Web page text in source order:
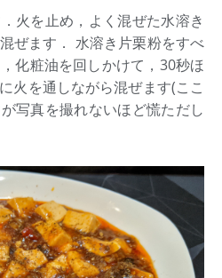
火を止め，よく混ぜた水溶き
ぜます． 水溶き片栗粉をすべ
化粧油を回しかけて，30秒ほ
火を通しながら混ぜます(ここ
写真を撮れないほど慌ただし